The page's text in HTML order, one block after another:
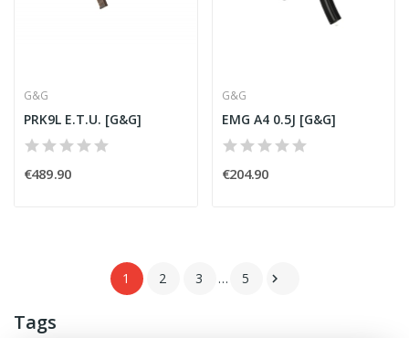
Tags
G&G
PRK9L E.T.U. [G&G]
€489.90
G&G
EMG A4 0.5J [G&G]
€204.90
1 2 3 … 5 